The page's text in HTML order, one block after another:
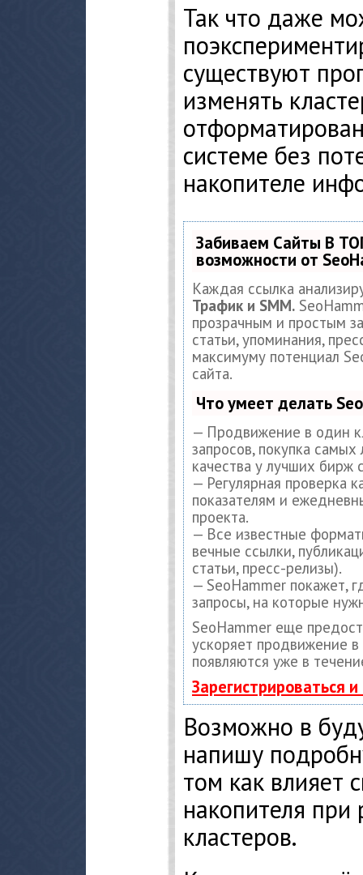
Так что даже
существуют
изменять
системе без
накопителе
Забиваем Сайты В
возможности от
Каждая ссылка
Трафик и SMM.
прозрачным и простым
статьи, упоминания,
максимуму потенциал
сайта.
Что умеет делать
— Продвижение в один
запросов, покупка
качества у лучших бирж
— Регулярная проверка
показателям и
проекта.
— Все известные
вечные ссылки,
статьи, пресс-релизы).
— SeoHammer покажет,
запросы, на которые
SeoHammer еще
ускоряет продвижение в
появляются уже в
Зарегистрироваться
Возможно в
напишу
том как влияет
накопителя
кластеров.